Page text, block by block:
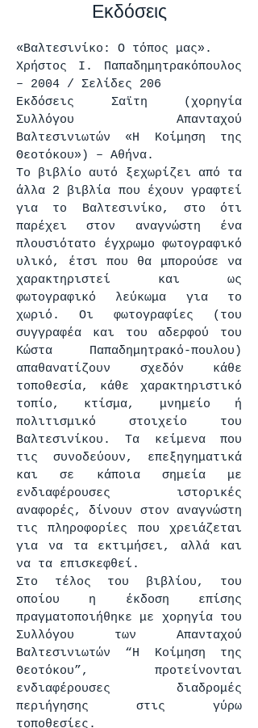
Εκδόσεις
«Βαλτεσινίκο: Ο τόπος μας».
Χρήστος Ι. Παπαδημητρακόπουλος
– 2004 / Σελίδες 206
Εκδόσεις Σαϊτη (χορηγία
Συλλόγου Απανταχού
Βαλτεσινιωτών «Η Κοίμηση της
Θεοτόκου») – Αθήνα.
Το βιβλίο αυτό ξεχωρίζει από τα
άλλα 2 βιβλία που έχουν γραφτεί
για το Βαλτεσινίκο, στο ότι
παρέχει στον αναγνώστη ένα
πλουσιότατο έγχρωμο φωτογραφικό
υλικό, έτσι που θα μπορούσε να
χαρακτηριστεί και ως
φωτογραφικό λεύκωμα για το
χωριό. Οι φωτογραφίες (του
συγγραφέα και του αδερφού του
Κώστα Παπαδημητρακό-πουλου)
απαθανατίζουν σχεδόν κάθε
τοποθεσία, κάθε χαρακτηριστικό
τοπίο, κτίσμα, μνημείο ή
πολιτισμικό στοιχείο του
Βαλτεσινίκου. Τα κείμενα που
τις συνοδεύουν, επεξηγηματικά
και σε κάποια σημεία με
ενδιαφέρουσες ιστορικές
αναφορές, δίνουν στον αναγνώστη
τις πληροφορίες που χρειάζεται
για να τα εκτιμήσει, αλλά και
να τα επισκεφθεί.
Στο τέλος του βιβλίου, του
οποίου η έκδοση επίσης
πραγματοποιήθηκε με χορηγία του
Συλλόγου των Απανταχού
Βαλτεσινιωτών “Η Κοίμηση της
Θεοτόκου”, προτείνονται
ενδιαφέρουσες διαδρομές
περιήγησης στις γύρω
τοποθεσίες.